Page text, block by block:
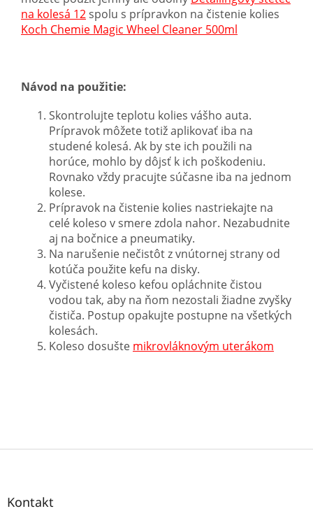
na kolesá 12spolu s prípravkon na čistenie kolies
Koch Chemie Magic Wheel Cleaner 500ml
Návod na použitie:
Skontrolujte teplotu kolies vášho auta.
Prípravok môžete totiž aplikovať iba na
studené kolesá. Ak by ste ich použili na
horúce, mohlo by dôjsť k ich poškodeniu.
Rovnako vždy pracujte súčasne iba na jednom
kolese.
Prípravok na čistenie kolies nastriekajte na
celé koleso v smere zdola nahor. Nezabudnite
aj na bočnice a pneumatiky.
Na narušenie nečistôt z vnútornej strany od
kotúča použite kefu na disky.
Vyčistené koleso kefou opláchnite čistou
vodou tak, aby na ňom nezostali žiadne zvyšky
čističa. Postup opakujte postupne na všetkých
kolesách.
Koleso dosušte mikrovláknovým uterákom
Z
Kontakt